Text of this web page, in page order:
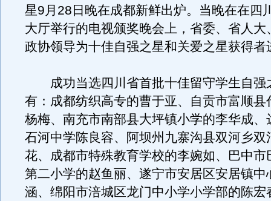
星9月28日晚在成都新鲜出炉。当晚在在四
大厅举行的电视颁奖晚会上，省委、省人大
政协领导为十佳自强之星和关爱之星获得者
成功当选四川省首批十佳留守学生自强
有：成都纺织高专的曹于亚、自贡市富顺县
杨梅、南充市南部县大坪镇小学的李华成、
石河中学陈良容、阿坝州九寨沟县双河乡双
花、成都市特殊教育学校的李婉如、巴中市
第二小学的赵鱼丽、遂宁市安居区安居镇中
涵、绵阳市涪城区龙门中小学小学部的陈宏